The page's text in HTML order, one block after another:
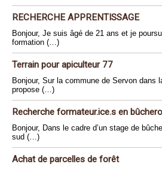
RECHERCHE APPRENTISSAGE
Bonjour, Je suis âgé de 21 ans et je
formation (…)
Terrain pour apiculteur 77
Bonjour, Sur la commune de Servon dans
propose (…)
Recherche formateur.ice.s en
Bonjour, Dans le cadre d’un stage de
sud (…)
Achat de parcelles de forêt